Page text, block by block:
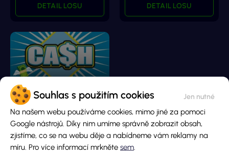
Souhlas s použitím cookies
Na našem webu používáme cookies, mimo jiné za pomoci
Google nástrojů. Díky nim umíme správně zobrazit obsah,
zjistíme, co se na webu děje a nabídneme vám reklamy na
míru. Pro více informací mrkněte sem
DETAIL LOSU DETAIL LOSU
Cash
Hlavní cena
6 000 000 Kč